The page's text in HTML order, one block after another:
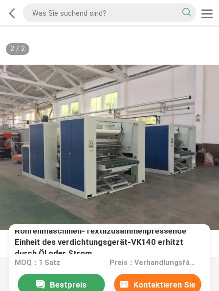
2/ 2
Röhrenmaschinen-Textilzusammenpressende
Einheit des verdichtungsgerät-VK140 erhitzt
durch Öl oder Strom
MOQ：1 Satz Preis：Verhandlungsfähig
Bestpreis Kontaktieren Sie